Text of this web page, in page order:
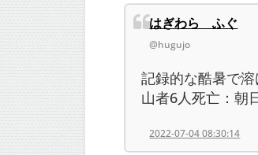
はぎわら ふぐ
@hugujo
記録的な酷暑で
山者6人死亡：
2022-07-04 08:30:14